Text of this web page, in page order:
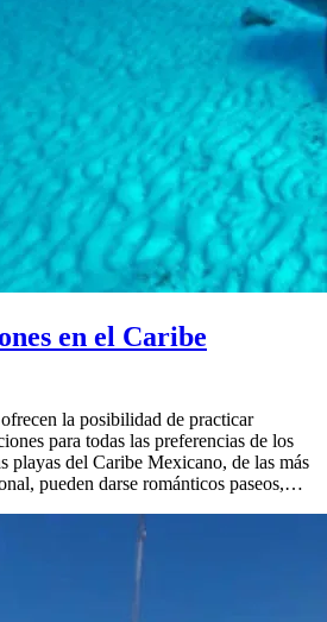
en el Caribe
la posibilidad de practicar
para todas las preferencias de los
playas del Caribe Mexicano, de las más
pueden darse románticos paseos,…